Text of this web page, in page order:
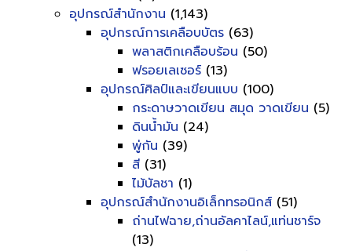
อุปกรณ์สำนักงาน (1,143)
อุปกรณ์การเคลือบบัตร (63)
พลาสติกเคลือบร้อน (50)
ฟรอยเลเซอร์ (13)
อุปกรณ์ศิลป์และเขียนแบบ (100)
กระดาษวาดเขียน สมุด วาดเขียน (5)
ดินน้ำมัน (24)
พู่กัน (39)
สี (31)
ไม้บัลชา (1)
อุปกรณ์สำนักงานอิเล็กทรอนิกส์ (51)
ถ่านไฟฉาย,ถ่านอัลคาไลน์,แท่นชาร์จ
(13)